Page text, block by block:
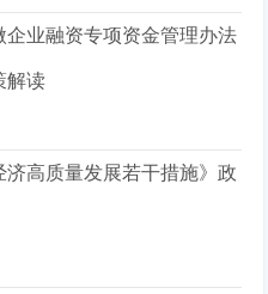
业融资专项资金管理办法
解读
济高质量发展若干措施》政